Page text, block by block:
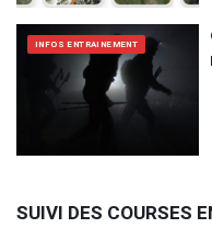
INFOS ENTRAINEMENT
SUIVI DES COURSES